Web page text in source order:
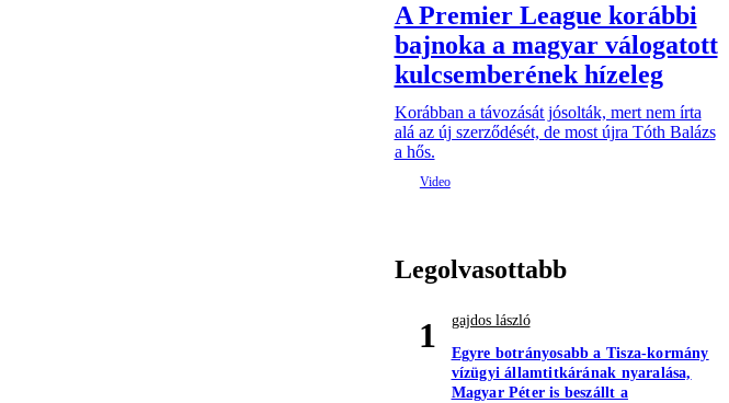
A Premier League korábbi
bajnoka a magyar válogatott
kulcsemberének hízeleg
Korábban a távozását jósolták, mert nem írta
alá az új szerződését, de most újra Tóth Balázs
a hős.
Legolvasottabb
1
gajdos lászló
Egyre botrányosabb a Tisza-kormány
vízügyi államtitkárának nyaralása,
Magyar Péter is beszállt a